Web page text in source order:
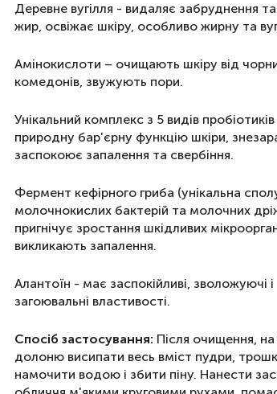
Деревне вугілля - видаляє забруднення
жир, освіжає шкіру, особливо жирну та
Амінокислоти – очищають шкіру від
комедонів, звужують пори.
Унікальний комплекс з 5 видів
природну бар'єрну функцію шкіри,
заспокоює запалення та свербіння.
Фермент кефірного гриба (унікальна
молочнокислих бактерій та молочних
пригнічує зростання шкідливих
викликають запалення.
Алантоїн - має заспокійливі, зволожуючі і
загоювальні властивості.
Спосіб застосування: Після очищення, на
долоню висипати весь вміст пудри,
намочити водою і збити піну. Нанести